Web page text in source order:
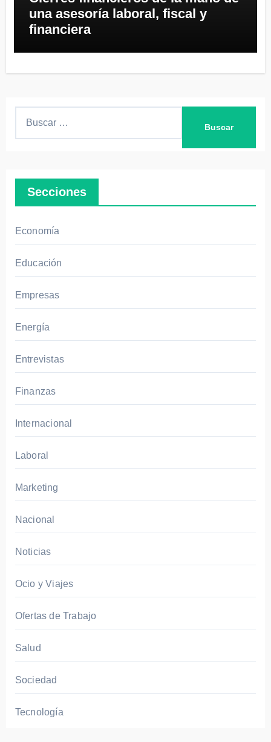
una asesoría laboral, fiscal y
financiera
a
Secciones
Economía
Educación
Empresas
Energía
Entrevistas
Finanzas
Internacional
Laboral
Marketing
Nacional
Noticias
Ocio y Viajes
Ofertas de Trabajo
Salud
Sociedad
Tecnología